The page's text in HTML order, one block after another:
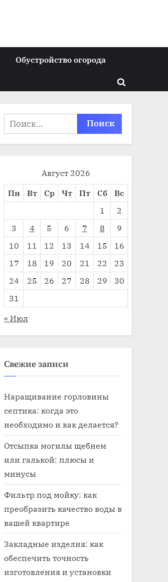
Обустройство огорода
Toggle
form
Найти:
Август 2026
Пн
Вт Ср Чт Пт Сб
Вс
1
2
3
4 5 6 7 8
9
10
11 12 13 14 15
16
17
18 19 20 21 22
23
24
25 26 27 28 29
30
31
« Июл
Свежие записи
Наращивание горловины
септика: когда это
необходимо и как делается?
Отсыпка могилы щебнем
или галькой: плюсы и
минусы
Фильтр под мойку: как
преобразить качество воды в
вашей квартире
Закладные изделия: как
обеспечить точность
изготовления и установки